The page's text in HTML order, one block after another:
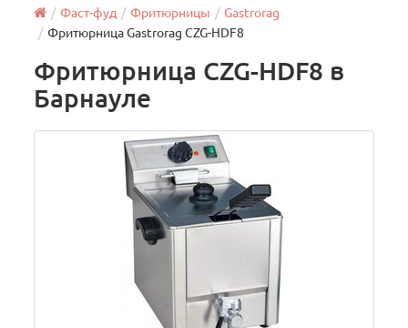
Фаст-фуд Фритюрницы
Gastrorag
Фритюрница Gastrorag CZG-HDF8
Фритюрница CZG-HDF8 в
Барнауле